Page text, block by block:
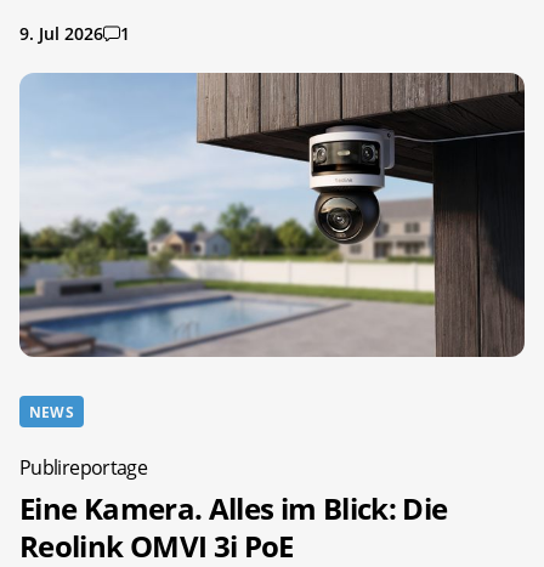
9. Jul 2026 1
NEWS
Publireportage
Eine Kamera. Alles im Blick: Die
Reolink OMVI 3i PoE